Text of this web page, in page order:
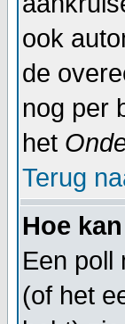
ook
de
nog per
het
Terug
Hoe
Een poll
(of het